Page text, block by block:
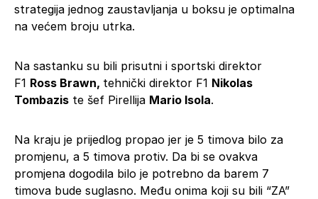
strategija jednog zaustavljanja u boksu je optimalna
na većem broju utrka.
Na sastanku su bili prisutni i sportski direktor
F1 Ross Brawn, tehnički direktor F1 Nikolas
Tombazis te šef Pirellija Mario Isola.
Na kraju je prijedlog propao jer je 5 timova bilo za
promjenu, a 5 timova protiv. Da bi se ovakva
promjena dogodila bilo je potrebno da barem 7
timova bude suglasno. Među onima koji su bili “ZA”